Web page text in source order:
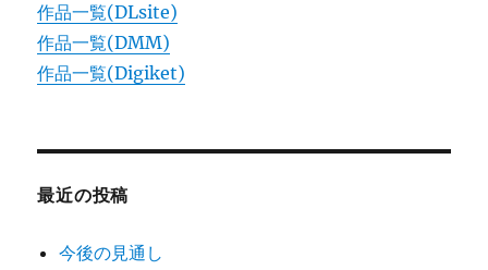
作品一覧(DLsite)
作品一覧(DMM)
作品一覧(Digiket)
最近の投稿
今後の見通し